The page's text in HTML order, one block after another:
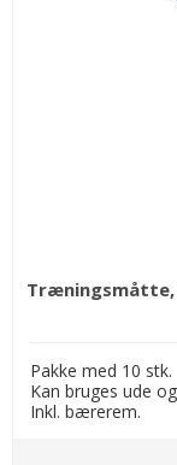
Træningsmåtte,
Pakke med 10 stk.
Kan bruges ude
Inkl. bærerem.